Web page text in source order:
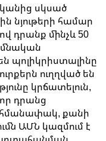
սկսած
նյութերի համար
դրանք մինչև 50
պոլիկրիստալինը
ուղղված են
կրճատելուն,
դրանց
քանի
ԱՄՆ կազմում է